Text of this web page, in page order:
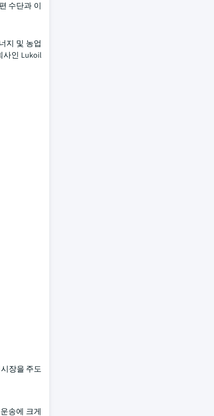
수단과 이
지 및 농업
사인 Lukoil
장을 주도
송에 크게